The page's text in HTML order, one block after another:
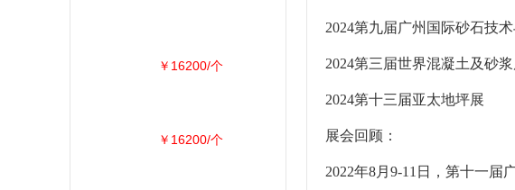
2024第九届广州国际砂石技
2024第三届世界混凝土及砂
2024第十三届亚太地坪展
展会回顾：
2022年8月9-11日，第十一届
￥16200/个
￥16200/个